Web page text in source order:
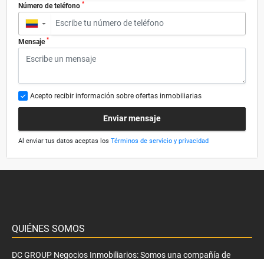
Número de teléfono *
▼
Mensaje *
Acepto recibir información sobre ofertas inmobiliarias
Enviar mensaje
Al enviar tus datos aceptas los Términos de servicio y privacidad
QUIÉNES SOMOS
DC GROUP Negocios Inmobiliarios: Somos una compañía de